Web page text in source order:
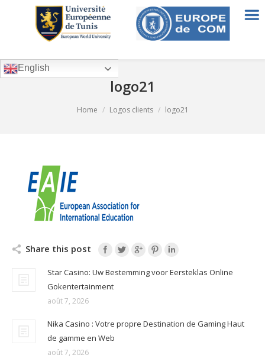
logo21
Home Logos clients logo21
Share this post
Star Casino: Uw Bestemming voor Eersteklas Online
Gokentertainment
août 7, 2026
Nika Casino : Votre propre Destination de Gaming Haut
de gamme en Web
août 7, 2026
English